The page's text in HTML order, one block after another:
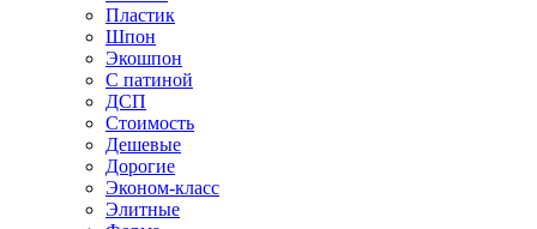
Пластик
Шпон
Экошпон
С патиной
ДСП
Стоимость
Дешевые
Дорогие
Эконом-класс
Элитные